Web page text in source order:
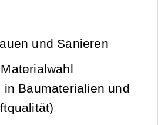
und Sanieren
in Baumaterialien und